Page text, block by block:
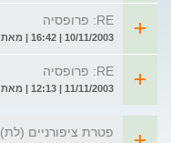
RE: פרופסיה
10/11/2003 | 16:42 | מאת:
RE: פרופסיה
11/11/2003 | 12:13 | מאת: א-א
פטרת ציפורניים (לת)